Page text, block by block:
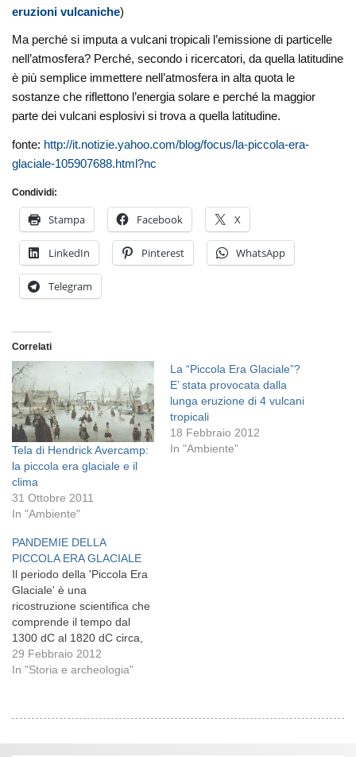
eruzioni vulcaniche)
Ma perché si imputa a vulcani tropicali l’emissione di particelle
nell’atmosfera? Perché, secondo i ricercatori, da quella latitudine
è più semplice immettere nell’atmosfera in alta quota le
sostanze che riflettono l’energia solare e perché la maggior
parte dei vulcani esplosivi si trova a quella latitudine.
fonte: http://it.notizie.yahoo.com/blog/focus/la-piccola-era-
glaciale-105907688.html?nc
Condividi:
Stampa Facebook X
LinkedIn Pinterest WhatsApp
Telegram
Correlati
Tela di Hendrick Avercamp:
la piccola era glaciale e il
clima
31 Ottobre 2011
In "Ambiente"
La “Piccola Era Glaciale”?
E’ stata provocata dalla
lunga eruzione di 4 vulcani
tropicali
18 Febbraio 2012
In "Ambiente"
PANDEMIE DELLA
PICCOLA ERA GLACIALE
Il periodo della 'Piccola Era
Glaciale' è una
ricostruzione scientifica che
comprende il tempo dal
1300 dC al 1820 dC circa,
quando ci fu un
peggioramento del
Era Glaciale è classificata in
29 Febbraio 2012
In "Storia e archeologia"